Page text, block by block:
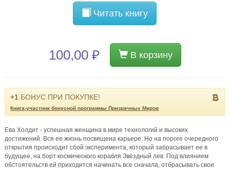
Читать книгу
100,00 ₽ В корзину
+1 БОНУС ПРИ ПОКУПКЕ!
Книга-участник бонусной программы Призрачных Миров
Ева Холдит - успешная женщина в мире технологий и высоких
достижений. Вся ее жизнь посвящена карьере. Но на пороге очередного
открытия происходит сбой эксперимента, который забрасывает ее в
будущее, на борт космического корабля Звёздный лев. Под влиянием
обстоятельств ей приходится начинать все сначала, отбрасывать свои